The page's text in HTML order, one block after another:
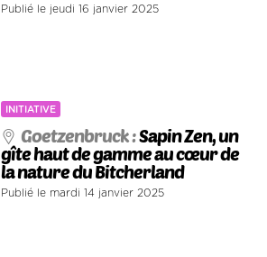
Publié le jeudi 16 janvier 2025
INITIATIVE
Goetzenbruck :Sapin Zen, un
gîte haut de gamme au cœur de
la nature du Bitcherland
Publié le mardi 14 janvier 2025